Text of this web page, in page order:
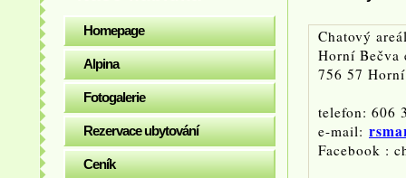
Homepage
Alpina
Fotogalerie
Rezervace ubytování
Ceník
Chatový
Horní Bečva
756 57
telefon: 606
e-mail:
Facebook :